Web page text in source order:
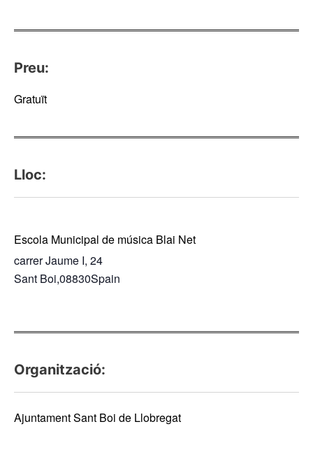
Preu:
Gratuït
Lloc:
Escola Municipal de música Blai Net
carrer Jaume I, 24
Sant Boi,08830Spain
Organització:
Ajuntament Sant Boi de Llobregat